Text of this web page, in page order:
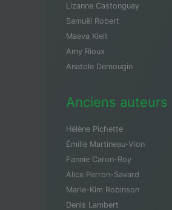
Lizanne Castonguay
Samuël Robert
Maeva Kleit
Amy Rioux
Anatole Demougin
Anciens auteurs
Hélène Pichette
Émilie Martineau-Vion
Fannie Caron-Roy
Alice Perron-Savard
Marie-Kim Robinson
Denis Lambert